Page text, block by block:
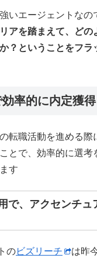
いエージェントなの
アを踏まえて、どの
？ということをフラ
率的に内定獲得
転職活動を進める
とで、効率的に選考
す
で、アクセンチュ
のビズリーチ は昨